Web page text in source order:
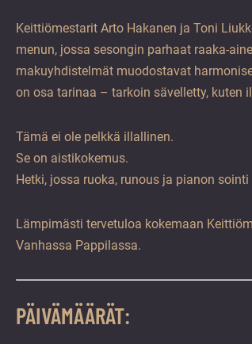
Keittiömestarit Arto Hakanen ja Toni
menun, jossa sesongin parhaat raaka-
makuyhdistelmät muodostavat
on osa tarinaa – tarkoin sävelletty, kuten
Tämä ei ole pelkkä illallinen.
Se on aistikokemus.
Hetki, jossa ruoka, runous ja pianon
Lämpimästi tervetuloa kokemaan
Vanhassa Pappilassa.
PÄIVÄMÄÄRÄT: